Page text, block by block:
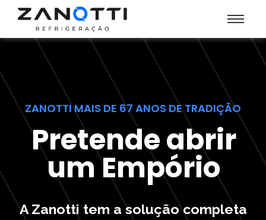
ZANOTTI MAIS DE 67 ANOS DE TRADIÇÃO
Pretende abrir
um Empório
A Zanotti tem a solução completa